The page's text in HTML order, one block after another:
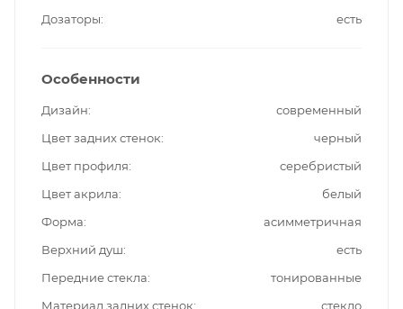
Дозаторы
есть
Особенности
Дизайн
современный
Цвет задних стенок
черный
Цвет профиля
серебристый
Цвет акрила
белый
Форма
асимметричная
Верхний душ
есть
Передние стекла
тонированные
Материал задних стенок
стекло